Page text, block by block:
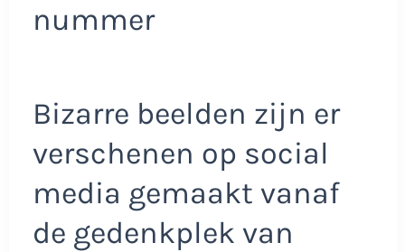
nummer
Bizarre beelden zijn er
verschenen op social
media gemaakt vanaf
de gedenkplek van